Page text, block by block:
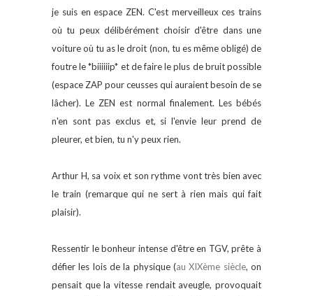
je suis en espace ZEN. C'est merveilleux ces trains
où tu peux délibérément choisir d'être dans une
voiture où tu as le droit (non, tu es même obligé) de
foutre le *biiiiiip* et de faire le plus de bruit possible
(espace ZAP pour ceusses qui auraient besoin de se
lâcher). Le ZEN est normal finalement. Les bébés
n'en sont pas exclus et, si l'envie leur prend de
pleurer, et bien, tu n'y peux rien.
Arthur H, sa voix et son rythme vont très bien avec
le train (remarque qui ne sert à rien mais qui fait
plaisir).
Ressentir le bonheur intense d'être en TGV, prête à
défier les lois de la physique (au XIXème siècle, on
pensait que la vitesse rendait aveugle, provoquait